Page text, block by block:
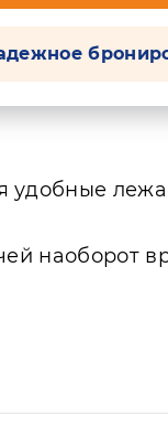
удобные
наоборот